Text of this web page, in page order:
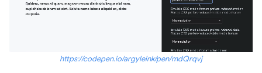
https://codepen.io/argyleink/pen/mdQrqvj